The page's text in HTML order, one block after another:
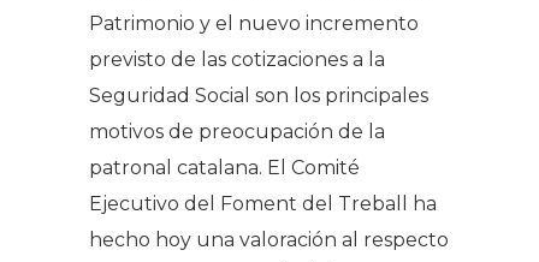
Patrimonio y el nuevo incremento
previsto de las cotizaciones a la
Seguridad Social son los principales
motivos de preocupación de la
patronal catalana. El Comité
Ejecutivo del Foment del Treball ha
hecho hoy una valoración al respecto